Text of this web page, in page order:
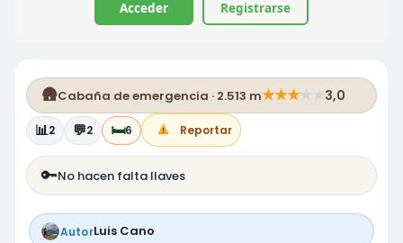
Acceder Registrarse
🛖Cabaña de emergencia · 2.513 m★★★★ ★3,0
📊2 💬2 🛏️6 Reportar
🔑No hacen falta llaves
AutorLuis Cano